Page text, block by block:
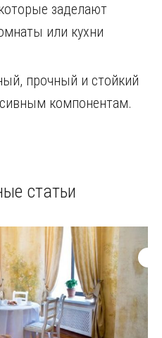
заделают
или кухни
прочный и стойкий
компонентам.
статьи